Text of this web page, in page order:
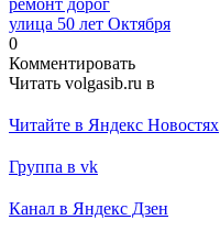
улица 50 лет Октября
0
Комментировать
Читать volgasib.ru в
Читайте в Яндекс Новостях
Группа в vk
Канал в Яндекс Дзен